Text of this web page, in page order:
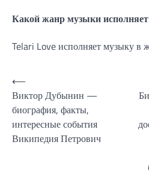
Какой жанр музыки исполняет
Telari Love исполняет музыку в
Навигация
по
записям
⟵
Виктор Дубынин —
биография, факты,
интересные события
Википедия Петрович